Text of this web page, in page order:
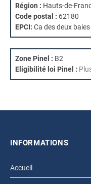
Région : Hauts-de-
Code postal : 62180
EPCI: Ca des deux
Zone Pinel : B2
Eligibilité loi Pinel :
INFORMATIONS
Accueil